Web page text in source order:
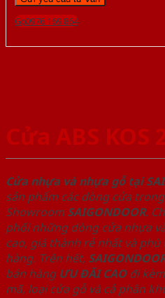
Gọi 0976.169.864
Cửa ABS KOS
Cửa nhựa và nhựa gỗ tại
sản phẩm các dòng cửa
Showroom SAIGONDOOR.
phối những dòng cửa nhựa
cao, giá thành rẻ nhất và
hàng. Trên hết,
bán hàng ƯU ĐÃI CAOđi
mã, loại cửa gỗ và cả phân